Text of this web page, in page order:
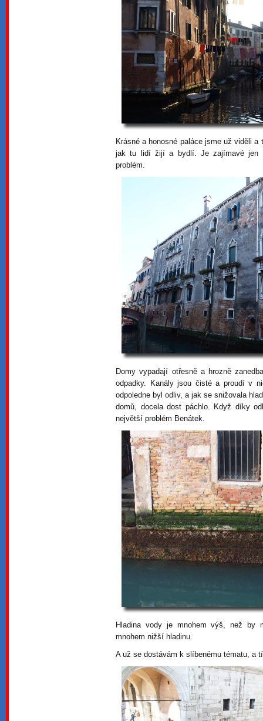
Krásné a honosné paláce jsme už viděli
jak tu lidí žijí a bydlí. Je zajímavé jen
problém.
Domy vypadají otřesně a hrozně
odpadky. Kanály jsou čisté a proudí v
odpoledne byl odliv, a jak se snižovala
domů, docela dost páchlo. Když díky
největší problém Benátek.
Hladina vody je mnohem výš, než by
mnohem nižší hladinu.
A už se dostávám k slíbenému tématu, a